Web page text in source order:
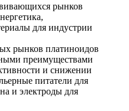
рынков
для индустрии
рынков платиноидов
преимуществами
и снижении
питатели для
и электроды для